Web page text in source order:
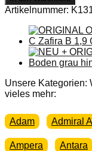
Sensor
Saugrohrdruck
Ladedruck
Astra
1,3
1,9
CDTi
16V
Menge
Artikelnummer:
Unsere Kategorien:
vieles mehr:
Adam Admiral A
Ampera Antara